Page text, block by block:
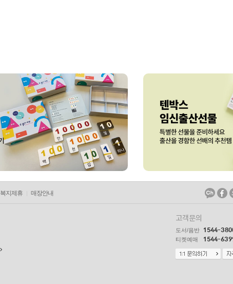
복지제휴 매장안내
고객문의
도서/음반 1544-
티켓예매 1544-